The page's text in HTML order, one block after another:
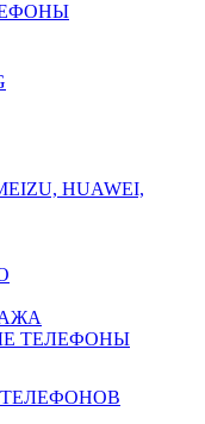
HUAWEI,
ТЕЛЕФОНЫ